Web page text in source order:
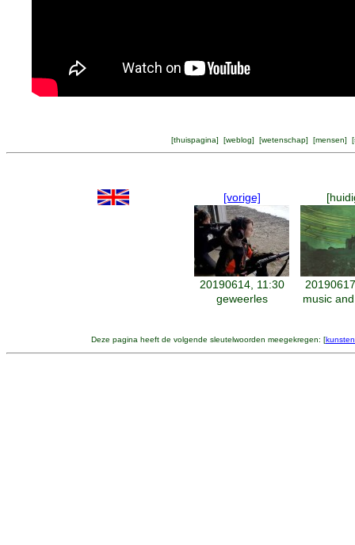
[thuispagina] [weblog] [wetenschap] [mensen] [
[vorige]
20190614, 11:30
geweerles
music
Deze pagina heeft de volgende sleutelwoorden meegekregen: [